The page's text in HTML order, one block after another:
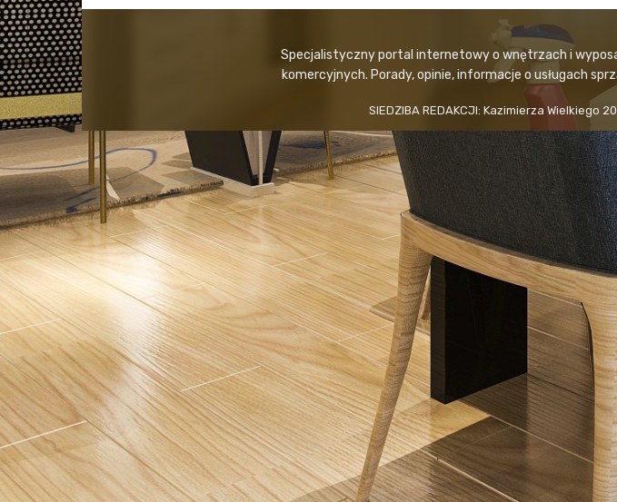
Specjalistyczny portal internetowy o wnętrzach i
komercyjnych. Porady, opinie, informacje o usługach
SIEDZIBA REDAKCJI: Kazimierza